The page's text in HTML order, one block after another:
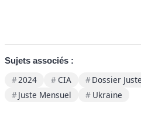
Sujets associés :
2024 CIA Dossier
Juste Mensuel
Ukraine